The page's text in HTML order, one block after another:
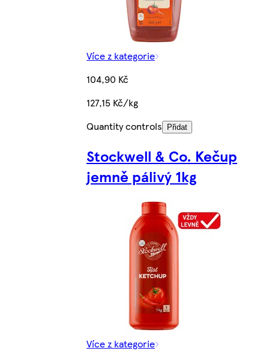
Více z kategorie
104,90 Kč
127,15 Kč/kg
Quantity controls
Přidat
Stockwell & Co. Kečup
jemně pálivý 1kg
Více z kategorie